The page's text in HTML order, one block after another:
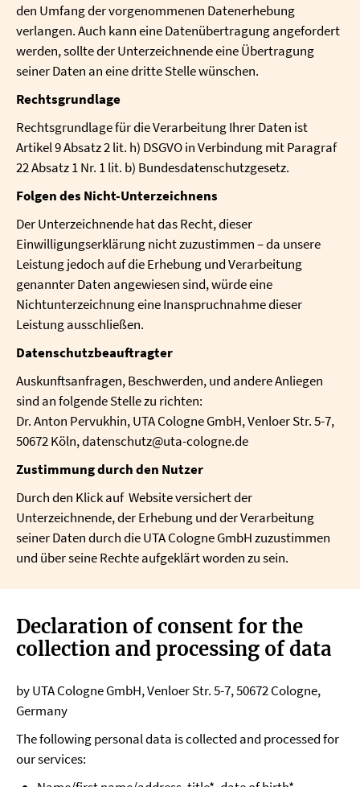
den Umfang der vorgenommenen Datenerhebung
verlangen. Auch kann eine Datenübertragung angefordert
werden, sollte der Unterzeichnende eine Übertragung
seiner Daten an eine dritte Stelle wünschen.
Rechtsgrundlage
Rechtsgrundlage für die Verarbeitung Ihrer Daten ist
Artikel 9 Absatz 2 lit. h) DSGVO in Verbindung mit Paragraf
22 Absatz 1 Nr. 1 lit. b) Bundesdatenschutzgesetz.
Folgen des Nicht-Unterzeichnens
Der Unterzeichnende hat das Recht, dieser
Einwilligungserklärung nicht zuzustimmen – da unsere
Leistung jedoch auf die Erhebung und Verarbeitung
genannter Daten angewiesen sind, würde eine
Nichtunterzeichnung eine Inanspruchnahme dieser
Leistung ausschließen.
Datenschutzbeauftragter
Auskunftsanfragen, Beschwerden, und andere Anliegen
sind an folgende Stelle zu richten:
Dr. Anton Pervukhin, UTA Cologne GmbH, Venloer Str. 5-7,
50672 Köln, datenschutz@uta-cologne.de
Zustimmung durch den Nutzer
Durch den Klick auf Website versichert der
Unterzeichnende, der Erhebung und der Verarbeitung
seiner Daten durch die UTA Cologne GmbH zuzustimmen
und über seine Rechte aufgeklärt worden zu sein.
Declaration of consent for the
collection and processing of data
by UTA Cologne GmbH, Venloer Str. 5-7, 50672 Cologne,
Germany
The following personal data is collected and processed for
our services: